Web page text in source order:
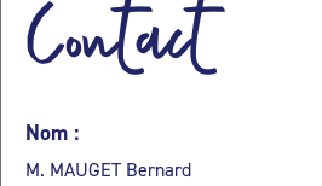
Contact
Nom :
M. MAUGET Bernard